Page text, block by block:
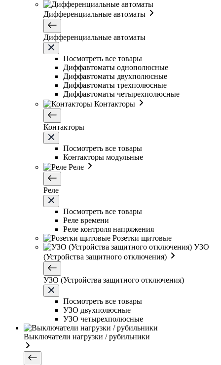
Дифференциальные автоматы
Дифференциальные автоматы
Посмотреть все товары
Диффавтоматы однополюсные
Диффавтоматы двухполюсные
Диффавтоматы трехполюсные
Диффавтоматы четырехполюсные
Контакторы
Контакторы
Посмотреть все товары
Контакторы модульные
Реле
Реле
Посмотреть все товары
Реле времени
Реле контроля напряжения
Розетки щитовые
УЗО
(Устройства защитного отключения)
УЗО (Устройства защитного отключения)
Посмотреть все товары
УЗО двухполюсные
УЗО четырехполюсные
Выключатели нагрузки / рубильники